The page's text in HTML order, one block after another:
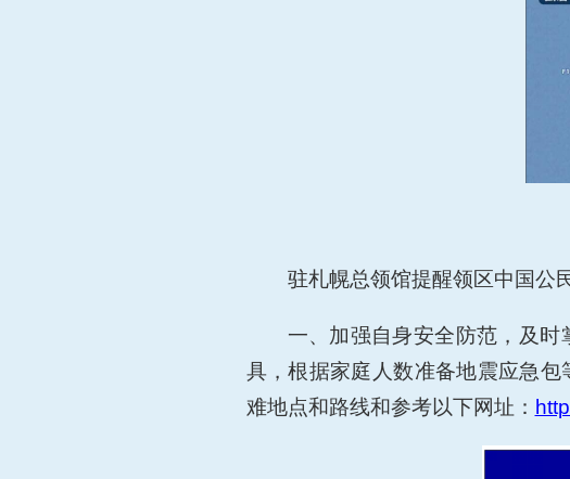
驻札幌总领馆提醒领区中国公
一、 加强自身安全防范，及时
具，根据家庭人数准备地震应急
难地点和路线和参考以下网址：